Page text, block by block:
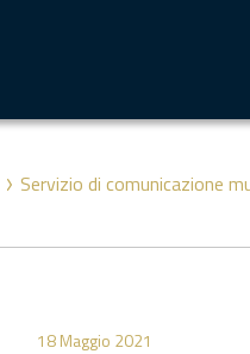
Servizio di comunicazione
18 Maggio 2021